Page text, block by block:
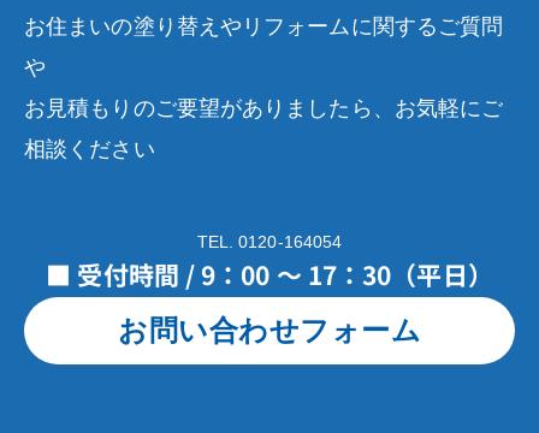
お住まいの塗り替えやリフォームに関するご質問
や
お見積もりのご要望がありましたら、お気軽にご
相談ください
TEL. 0120-164054
■ 受付時間 / 9：00 ～ 17：30（平日）
お問い合わせフォーム